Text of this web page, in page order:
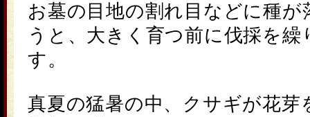
お墓の目地の割れ目などに種
うと、大きく育つ前に伐採を
す。
真夏の猛暑の中、 クサギが花芽